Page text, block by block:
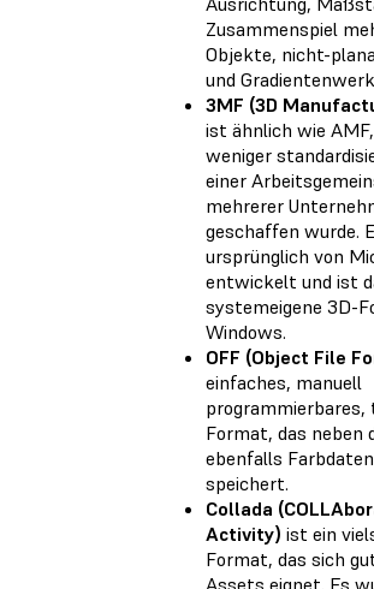
Zusammenspiel
Objekte, nicht-
und
3MF (3D
ist ähnlich wie
weniger
einer
mehrerer
geschaffen wurde.
ursprünglich von
entwickelt und ist
systemeigene 3D-
Windows.
OFF (Object File
einfaches, manuell
Format, das neben
ebenfalls
speichert.
Collada
Activity) ist ein
Format, das sich
Assets eignet. Es